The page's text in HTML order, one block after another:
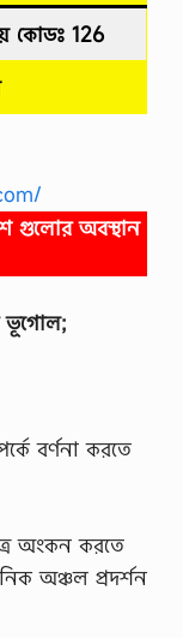
কোডঃ 126
গুলাের অবস্থান
ভূগােল;
বর্ণনা করতে
অংকন করতে
অঞ্চল প্রদর্শন